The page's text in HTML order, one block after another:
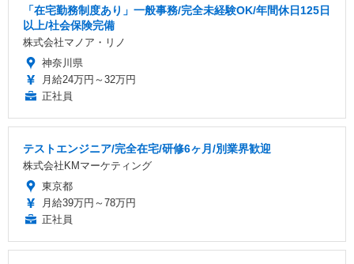
「在宅勤務制度あり」一般事務/完全未経験OK/年間休日125日
以上/社会保険完備
株式会社マノア・リノ
神奈川県
月給24万円～32万円
正社員
テストエンジニア/完全在宅/研修6ヶ月/別業界歓迎
株式会社KMマーケティング
東京都
月給39万円～78万円
正社員